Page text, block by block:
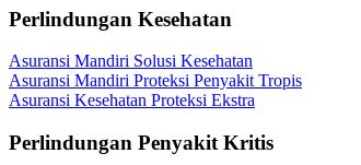
Perlindungan Kesehatan
Asuransi Mandiri Solusi Kesehatan
Asuransi Mandiri Proteksi Penyakit Tropis
Asuransi Kesehatan Proteksi Ekstra
Perlindungan Penyakit Kritis